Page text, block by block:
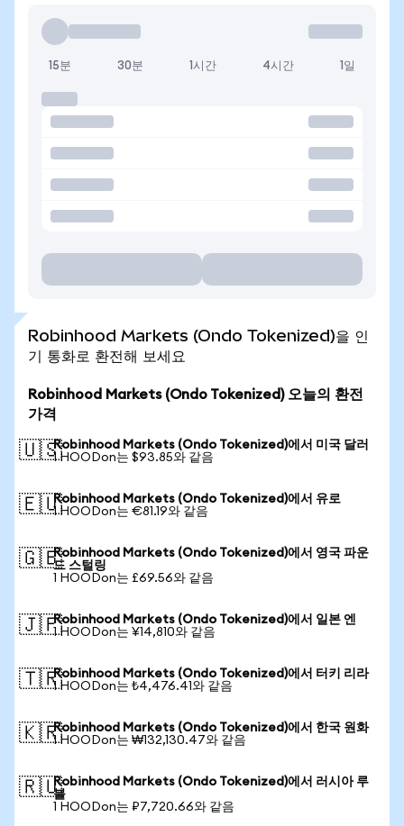
15분 30분 1시간 4시간 1일
Robinhood Markets (Ondo Tokenized)을 인
기 통화로 환전해 보세요
Robinhood Markets (Ondo Tokenized) 오늘의 환전
가격
🇺🇸Robinhood Markets (Ondo Tokenized)에서 미국 달러
1 HOODon는 $93.85와 같음
🇪🇺Robinhood Markets (Ondo Tokenized)에서 유로
1 HOODon는 €81.19와 같음
🇬🇧Robinhood Markets (Ondo Tokenized)에서 영국 파운
드 스털링
1 HOODon는 £69.56와 같음
🇯🇵Robinhood Markets (Ondo Tokenized)에서 일본 엔
1 HOODon는 ¥14,810와 같음
🇹🇷Robinhood Markets (Ondo Tokenized)에서 터키 리라
1 HOODon는 ₺4,476.41와 같음
🇰🇷Robinhood Markets (Ondo Tokenized)에서 한국 원화
1 HOODon는 ₩132,130.47와 같음
🇷🇺Robinhood Markets (Ondo Tokenized)에서 러시아 루
블
1 HOODon는 ₽7,720.66와 같음